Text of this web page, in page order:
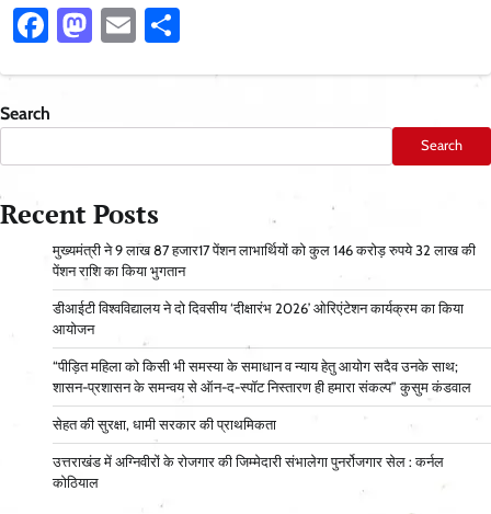
Facebook
Mastodon
Email
Search
Search
Recent Posts
मुख्यमंत्री ने 9 लाख 87 हजार17 पेंशन लाभार्थियों को कुल 146 करोड़ रुपये 32 लाख की
पेंशन राशि का किया भुगतान
डीआईटी विश्वविद्यालय ने दो दिवसीय ‘दीक्षारंभ 2026’ ओरिएंटेशन कार्यक्रम का किया
आयोजन
“पीड़ित महिला को किसी भी समस्या के समाधान व न्याय हेतु आयोग सदैव उनके साथ;
शासन-प्रशासन के समन्वय से ऑन-द-स्पॉट निस्तारण ही हमारा संकल्प” कुसुम कंडवाल
सेहत की सुरक्षा, धामी सरकार की प्राथमिकता
उत्तराखंड में अग्निवीरों के रोजगार की जिम्मेदारी संभालेगा पुनर्रोजगार सेल : कर्नल
कोठियाल